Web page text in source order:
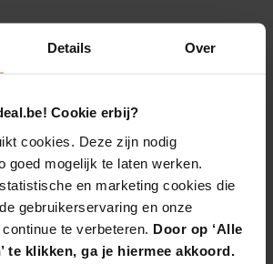
Details Over
Cookie erbij?
cookies. Deze zijn nodig
goed mogelijk te laten werken.
en marketing cookies die
gebruikerservaring en onze
te verbeteren. Door op ‘Alle
te klikken, ga je hiermee akkoord.